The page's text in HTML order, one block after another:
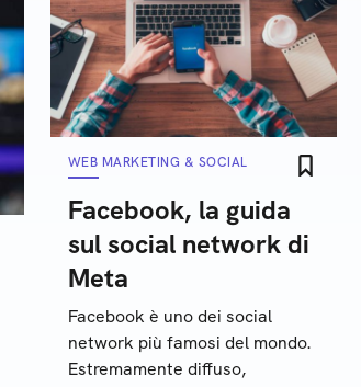
WEB MARKETING & SOCIAL
Facebook, la guida
sul social network di
Meta
Facebook è uno dei social
network più famosi del mondo.
Estremamente diffuso,